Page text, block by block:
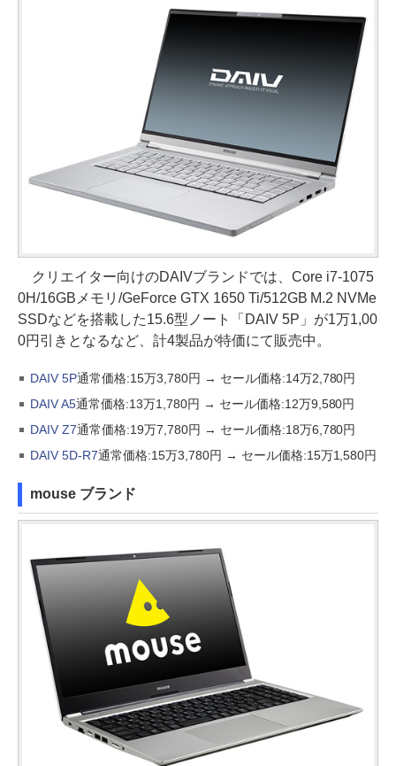
クリエイター向けのDAIVブランドでは、Core i7-1075
0H/16GBメモリ/GeForce GTX 1650 Ti/512GB M.2 NVMe
SSDなどを搭載した15.6型ノート「DAIV 5P」が1万1,00
0円引きとなるなど、計4製品が特価にて販売中。
DAIV 5P通常価格:15万3,780円 → セール価格:14万2,780円
DAIV A5通常価格:13万1,780円 → セール価格:12万9,580円
DAIV Z7通常価格:19万7,780円 → セール価格:18万6,780円
DAIV 5D-R7通常価格:15万3,780円 → セール価格:15万1,580円
mouse ブランド